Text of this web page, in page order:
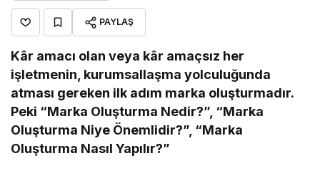
PAYLAŞ
Kâr amacı olan veya kâr amaçsız her
işletmenin, kurumsallaşma yolculuğunda
atması gereken ilk adım marka oluşturmadır.
Peki “Marka Oluşturma Nedir?”, “Marka
Oluşturma Niye Önemlidir?”, “Marka
Oluşturma Nasıl Yapılır?”